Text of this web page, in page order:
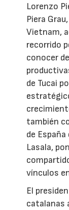
Lorenzo
Piera
Vietnam,
recorrido
conocer
de Tucai
también
de
Lasala,
vínculos
El
catalanas